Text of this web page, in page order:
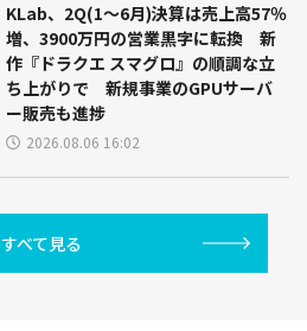
KLab、2Q(1～6月)決算は売上高57％
増、3900万円の営業黒字に転換 新
作『ドラクエ スマグロ』の順調な立
ち上がりで 新規事業のGPUサーバ
ー販売も進捗
2026.08.06 16:02
すべて見る